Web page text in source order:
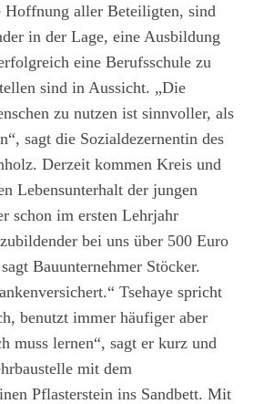
Hoffnung aller Beteiligten, sind
in der Lage, eine Ausbildung
eine Berufsschule zu
sind in Aussicht. „Die
zu nutzen ist sinnvoller, als
sagt die Sozialdezernentin des
Derzeit kommen Kreis und
Lebensunterhalt der jungen
schon im ersten Lehrjahr
bei uns über 500 Euro
Bauunternehmer Stöcker.
Tsehaye spricht
benutzt immer häufiger aber
muss lernen“, sagt er kurz und
mit dem
Pflasterstein ins Sandbett. Mit